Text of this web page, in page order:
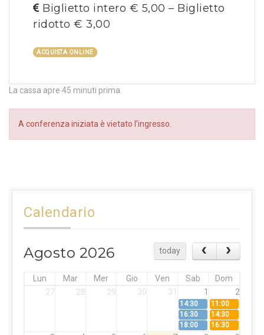
Biglietto intero € 5,00 – Biglietto
ridotto € 3,00
ACQUISTA ONLINE
La cassa apre 45 minuti prima.
A conferenza iniziata è vietato l’ingresso.
Calendario
Agosto 2026 today
Lun Mar Mer Gio Ven Sab
Dom
27
28 29 30 31 1 2
14:30
11:00
16:30
14:30
18:00
16:30